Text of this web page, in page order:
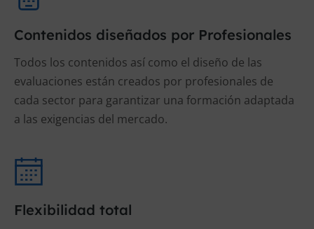
Contenidos diseñados por Profesionales
Todos los contenidos así como el diseño de las
evaluaciones están creados por profesionales de
cada sector para garantizar una formación adaptada
a las exigencias del mercado.
Flexibilidad total